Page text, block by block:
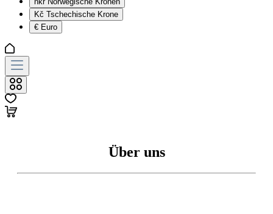
Kč Tschechische Krone
€ Euro
Über uns